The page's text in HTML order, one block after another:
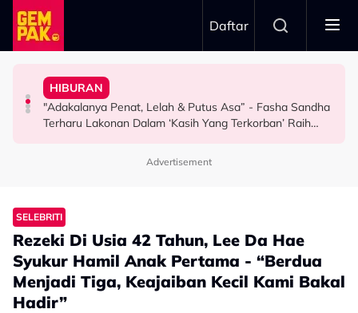
Skip to main content
Daftar
HIBURAN
Bawa Anak Ke Klinik, Syasya Rizal Terkejut Dikenali
Doktor
HIBURAN
"Adakalanya Penat, Lelah & Putus Asa” - Fasha Sandha
Terharu Lakonan Dalam ‘Kasih Yang Terkorban’ Raih
HIBURAN
“Hidup Adalah Kitaran, Awak Buat Jahat…” - Uyaina
Arshad
HIBURAN
Mamat Sepah Saksi Air Mata Isteri Gugur Tiap Kali
Terima Soalan Tentang Zuriat - “Aku Tak Kuat Tapi…”
Advertisement
SELEBRITI
Rezeki Di Usia 42 Tahun, Lee Da Hae
Syukur Hamil Anak Pertama - “Berdua
Menjadi Tiga, Keajaiban Kecil Kami Bakal
Hadir”